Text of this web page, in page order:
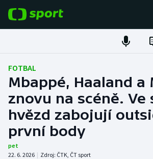
Fotbal
Hokej
Tenis
Atletika
FOTBAL
Mbappé, Haaland a
znovu na scéně. Ve
hvězd zabojují
první body
pet
22. 6. 2026 | Zdroj: ČTK, ČT sport